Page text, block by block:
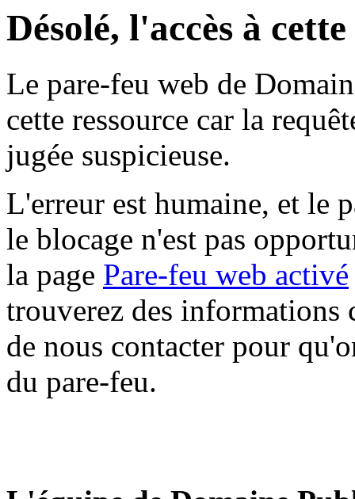
Désolé, l'accès à
Le pare-feu web de
cette ressource car la
jugée suspicieuse.
L'erreur est humaine, et le
le blocage n'est pas
la page Pare-feu web activé
trouverez des informations
de nous contacter pour
du pare-feu.